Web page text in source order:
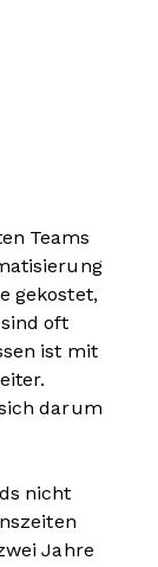
Teams
gekostet,
oft
ist mit
darum
nicht
Jahre